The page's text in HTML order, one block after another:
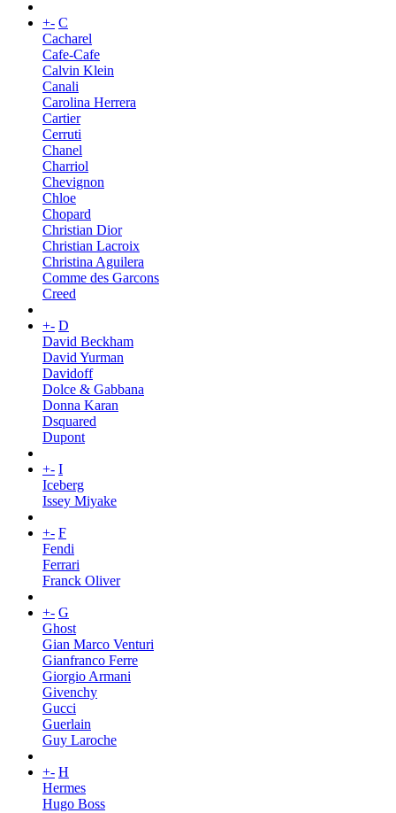
+- C
Cacharel
Cafe-Cafe
Calvin Klein
Canali
Carolina Herrera
Cartier
Cerruti
Chanel
Charriol
Chevignon
Chloe
Chopard
Christian Dior
Christian Lacroix
Christina Aguilera
Comme des Garcons
Creed
+- D
David Beckham
David Yurman
Davidoff
Dolce & Gabbana
Donna Karan
Dsquared
Dupont
+- I
Iceberg
Issey Miyake
+- F
Fendi
Ferrari
Franck Oliver
+- G
Ghost
Gian Marco Venturi
Gianfranco Ferre
Giorgio Armani
Givenchy
Gucci
Guerlain
Guy Laroche
+- H
Hermes
Hugo Boss